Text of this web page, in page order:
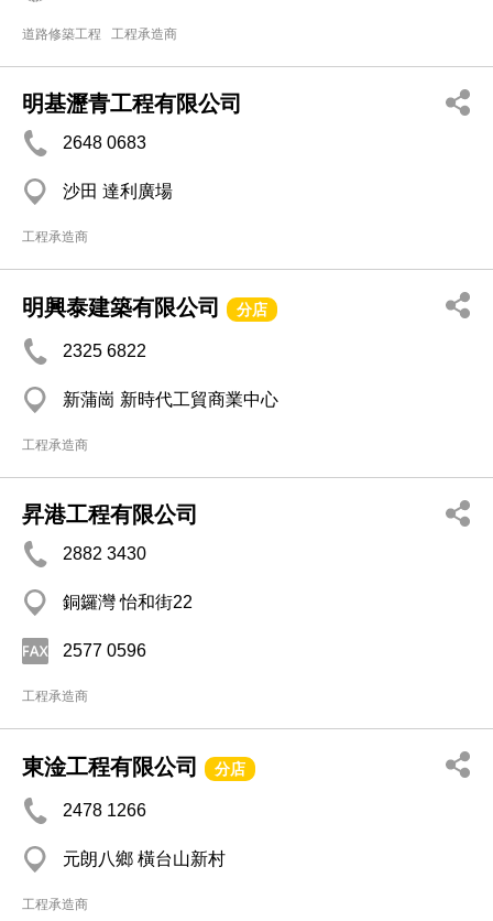
道路修築工程 工程承造商
明基瀝青工程有限公司
2648 0683
沙田 達利廣場
工程承造商
明興泰建築有限公司 分店
2325 6822
新蒲崗 新時代工貿商業中心
工程承造商
昇港工程有限公司
2882 3430
銅鑼灣 怡和街22
2577 0596
工程承造商
東淦工程有限公司 分店
2478 1266
元朗八鄉 橫台山新村
工程承造商